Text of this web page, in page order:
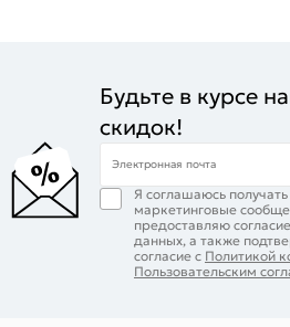
Будьте в курсе
скидок!
Электронная почта
Я соглашаюсь
маркетинговые
предоставляю
данных, а также
согласие с Политикой
Пользовательским